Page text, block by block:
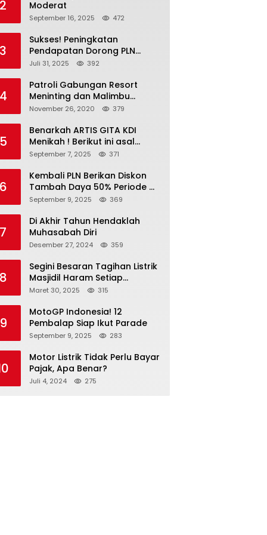
2
Moderat
September 16, 2025 472
3
Sukses! Peningkatan
Pendapatan Dorong PLN
Masuk Fortune Global 500
Juli 31, 2025 392
4
Patroli Gabungan Resort
Meninting dan Malimbu
Bersama TNI – POLRI
November 26, 2020 379
5
Benarkah ARTIS GITA KDI
Menikah ! Berikut ini asal
calon suaminya dan intip
September 7, 2025 371
6
Kembali PLN Berikan Diskon
Tambah Daya 50% Periode 4-
17 September, Cek
September 9, 2025 369
7
Di Akhir Tahun Hendaklah
Muhasabah Diri
Desember 27, 2024 359
8
Segini Besaran Tagihan Listrik
Masjidil Haram Setiap
Bulannya
Maret 30, 2025 315
9
MotoGP Indonesia! 12
Pembalap Siap Ikut Parade
September 9, 2025 283
Motor Listrik Tidak Perlu Bayar
Pajak, Apa Benar?
Juli 4, 2024 275